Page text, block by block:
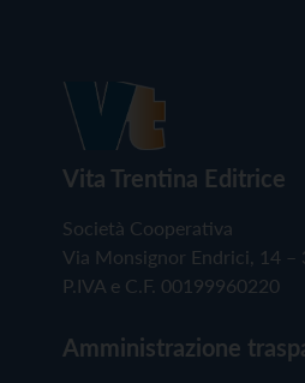
Vita Trentina Editrice
Società Cooperativa
Via Monsignor Endrici, 14 –
P.IVA e C.F. 00199960220
Amministrazione